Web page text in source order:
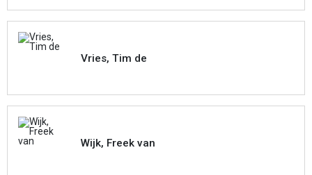
Vries, Tim de
Wijk, Freek van